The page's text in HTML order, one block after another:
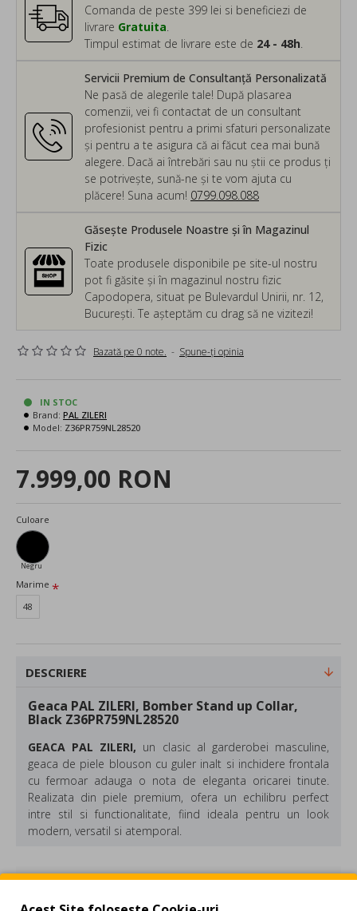
Servicii Premium de Consultanță Personalizată
Ne pasă de alegerile tale! După plasarea
comenzii, vei fi contactat de un consultant
profesionist pentru a primi sfaturi personalizate
și pentru a te asigura că ai făcut cea mai bună
alegere. Dacă ai întrebări sau nu știi ce produs ți
se potrivește, sună-ne și te vom ajuta cu
plăcere! Suna acum! 0799.098.088
Comanda de peste 399 lei si beneficiezi de
livrare Gratuita
Timpul estimat de livrare este de 24 - 48h
Găsește Produsele Noastre și în Magazinul
Fizic
Toate produsele disponibile pe site-ul nostru
pot fi găsite și în magazinul nostru fizic
Capodopera, situat pe Bulevardul Unirii, nr. 12,
București. Te așteptăm cu drag să ne vizitezi!
Bazată pe 0 note. - Spune-ţi opinia
7.999,00 RON
IN STOC
Brand: PAL ZILERI
Model: Z36PR759NL28520
Culoare
Negru
Marime
48
DESCRIERE
Geaca PAL ZILERI, Bomber Stand up Collar,
Black Z36PR759NL28520
GEACA PAL ZILERI, un clasic al garderobei masculine,
geaca de piele blouson cu guler inalt si inchidere frontala
cu fermoar adauga o nota de eleganta oricarei tinute.
Realizata din piele premium, ofera un echilibru perfect
intre stil si functionalitate, fiind ideala pentru un look
modern, versatil si atemporal.
Compozitie: poliester, suede
REVIEW-URI